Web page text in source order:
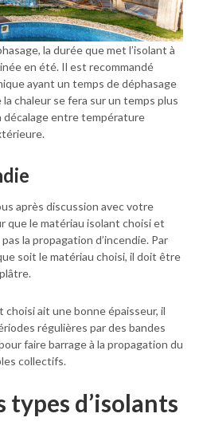
la durée que met l’isolant à
en été. Il est recommandé
ayant un temps de déphasage
chaleur se fera sur un temps plus
décalage entre température
après discussion avec votre
le matériau isolant choisi et
la propagation d’incendie. Par
soit le matériau choisi, il doit être
choisi ait une bonne épaisseur, il
régulières par des bandes
faire barrage à la propagation du
collectifs.
d’isolants